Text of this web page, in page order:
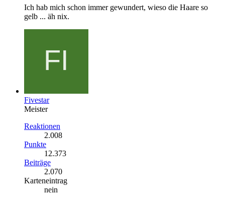
Ich hab mich schon immer gewundert, wieso die Haare so
gelb ... äh nix.
Fivestar
Meister
Reaktionen
2.008
Punkte
12.373
Beiträge
2.070
Karteneintrag
nein